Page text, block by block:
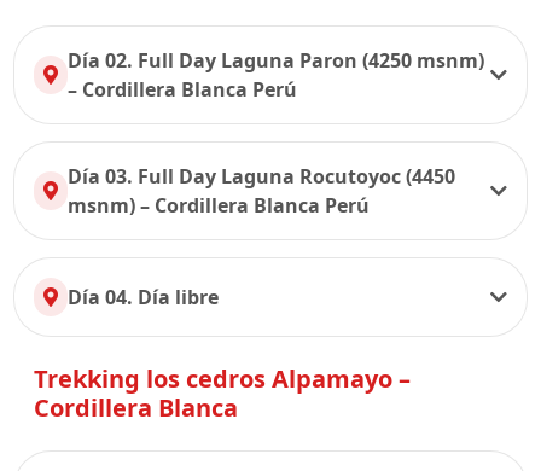
Día 02. Full Day Laguna Paron (4250 msnm)
– Cordillera Blanca Perú
Día 03. Full Day Laguna Rocutoyoc (4450
msnm) – Cordillera Blanca Perú
Día 04. Día libre
Trekking los cedros Alpamayo –
Cordillera Blanca